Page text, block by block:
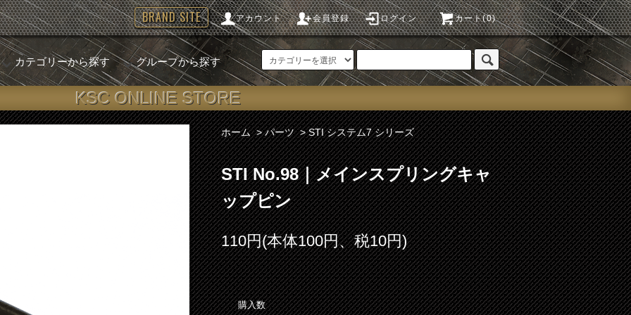
アカウント 会員登録 ログイン カート(0)
BRAND SITE
カテゴリーから探す グループから探す
KSC ONLINE STORE
ホーム >パーツ >STI システム7 シリーズ
STI No.98｜メインスプリングキャ
ップピン
110円(本体100円、税10円)
購入数